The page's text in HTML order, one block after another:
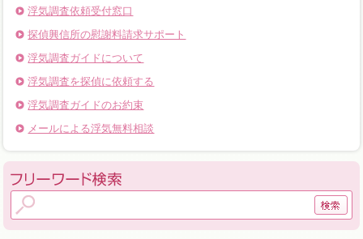
浮気調査依頼受付窓口
探偵興信所の慰謝料請求サポート
浮気調査ガイドについて
浮気調査を探偵に依頼する
浮気調査ガイドのお約束
メールによる浮気無料相談